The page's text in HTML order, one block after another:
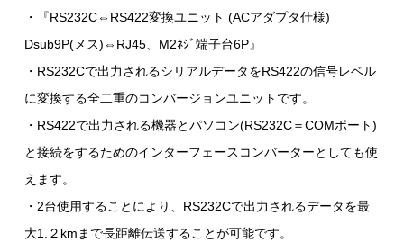
・『RS232C⇔RS422変換ユニット (ACアダプタ仕様)
Dsub9P(メス)⇔RJ45、M2ﾈｼﾞ端子台6P』
・RS232Cで出力されるシリアルデータをRS422の信号レベル
に変換する全二重のコンバージョンユニットです。
・RS422で出力される機器とパソコン(RS232C＝COMポート)
と接続をするためのインターフェースコンバーターとしても使
えます。
・2台使用することにより、RS232Cで出力されるデータを最
大1.２kmまで長距離伝送することが可能です。